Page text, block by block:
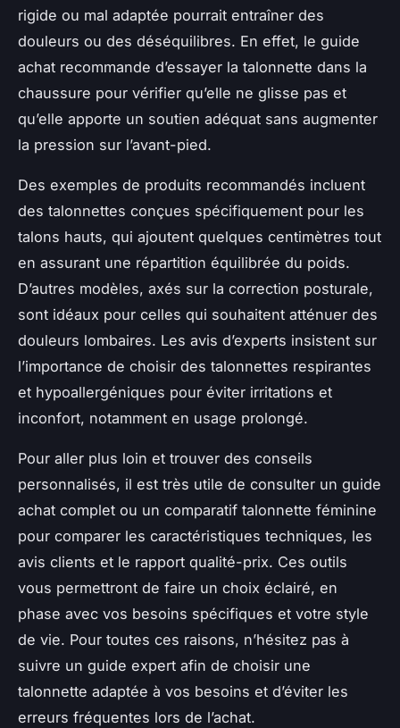
rigide ou mal adaptée pourrait entraîner des
douleurs ou des déséquilibres. En effet, le guide
achat recommande d’essayer la talonnette dans la
chaussure pour vérifier qu’elle ne glisse pas et
qu’elle apporte un soutien adéquat sans augmenter
la pression sur l’avant-pied.
Des exemples de produits recommandés incluent
des talonnettes conçues spécifiquement pour les
talons hauts, qui ajoutent quelques centimètres tout
en assurant une répartition équilibrée du poids.
D’autres modèles, axés sur la correction posturale,
sont idéaux pour celles qui souhaitent atténuer des
douleurs lombaires. Les avis d’experts insistent sur
l’importance de choisir des talonnettes respirantes
et hypoallergéniques pour éviter irritations et
inconfort, notamment en usage prolongé.
Pour aller plus loin et trouver des conseils
personnalisés, il est très utile de consulter un guide
achat complet ou un comparatif talonnette féminine
pour comparer les caractéristiques techniques, les
avis clients et le rapport qualité-prix. Ces outils
vous permettront de faire un choix éclairé, en
phase avec vos besoins spécifiques et votre style
de vie. Pour toutes ces raisons, n’hésitez pas à
suivre un guide expert afin de choisir une
talonnette adaptée à vos besoins et d’éviter les
erreurs fréquentes lors de l’achat.